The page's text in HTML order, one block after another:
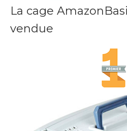
La cage
vendue